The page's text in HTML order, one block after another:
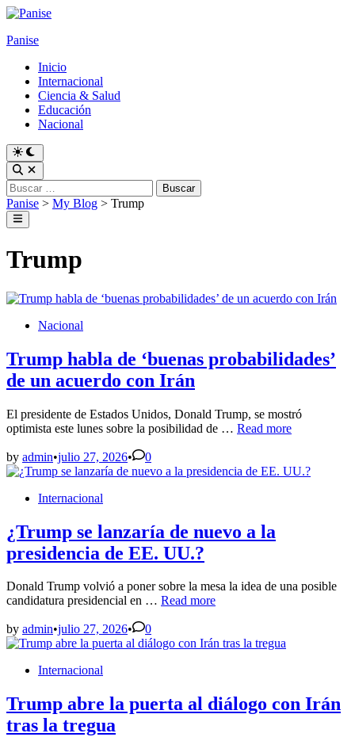
Skip
content
Panise
Inicio
Internacional
Ciencia & Salud
Educación
Nacional
Switch
to
dark
mode
Open
Search
Buscar:
Panise > My Blog > Trump
Main
Menu
Trump
PostedNacional
Trump habla de ‘buenas probabilidades’
de un acuerdo con Irán
El presidente de Estados Unidos, Donald Trump, se mostró
optimista este lunes sobre la posibilidad de … Trump
‘buenas
acuerdo
con
Read more
by admin•julio 27, 2026• 0
PostedInternacional
¿Trump se lanzaría de nuevo a la
presidencia de EE. UU.?
Donald Trump volvió a poner sobre la mesa la idea de una posible
candidatura presidencial en … ¿Trump
de
presidencia
de
Read more
by admin•julio 27, 2026• 0
PostedInternacional
Trump abre la puerta al diálogo con Irán
tras la tregua